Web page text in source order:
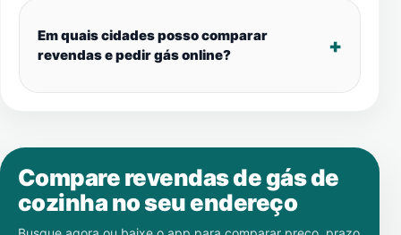
Em quais cidades posso comparar
revendas e pedir gás online?
Compare revendas de gás de
cozinha no seu endereço